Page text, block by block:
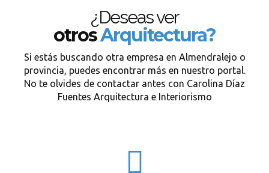
¿Deseas ver
otrosArquitectura?
Si estás buscando otra empresa en Almendralejo o
provincia, puedes encontrar más en nuestro portal.
No te olvides de contactar antes con Carolina Díaz
Fuentes Arquitectura e Interiorismo